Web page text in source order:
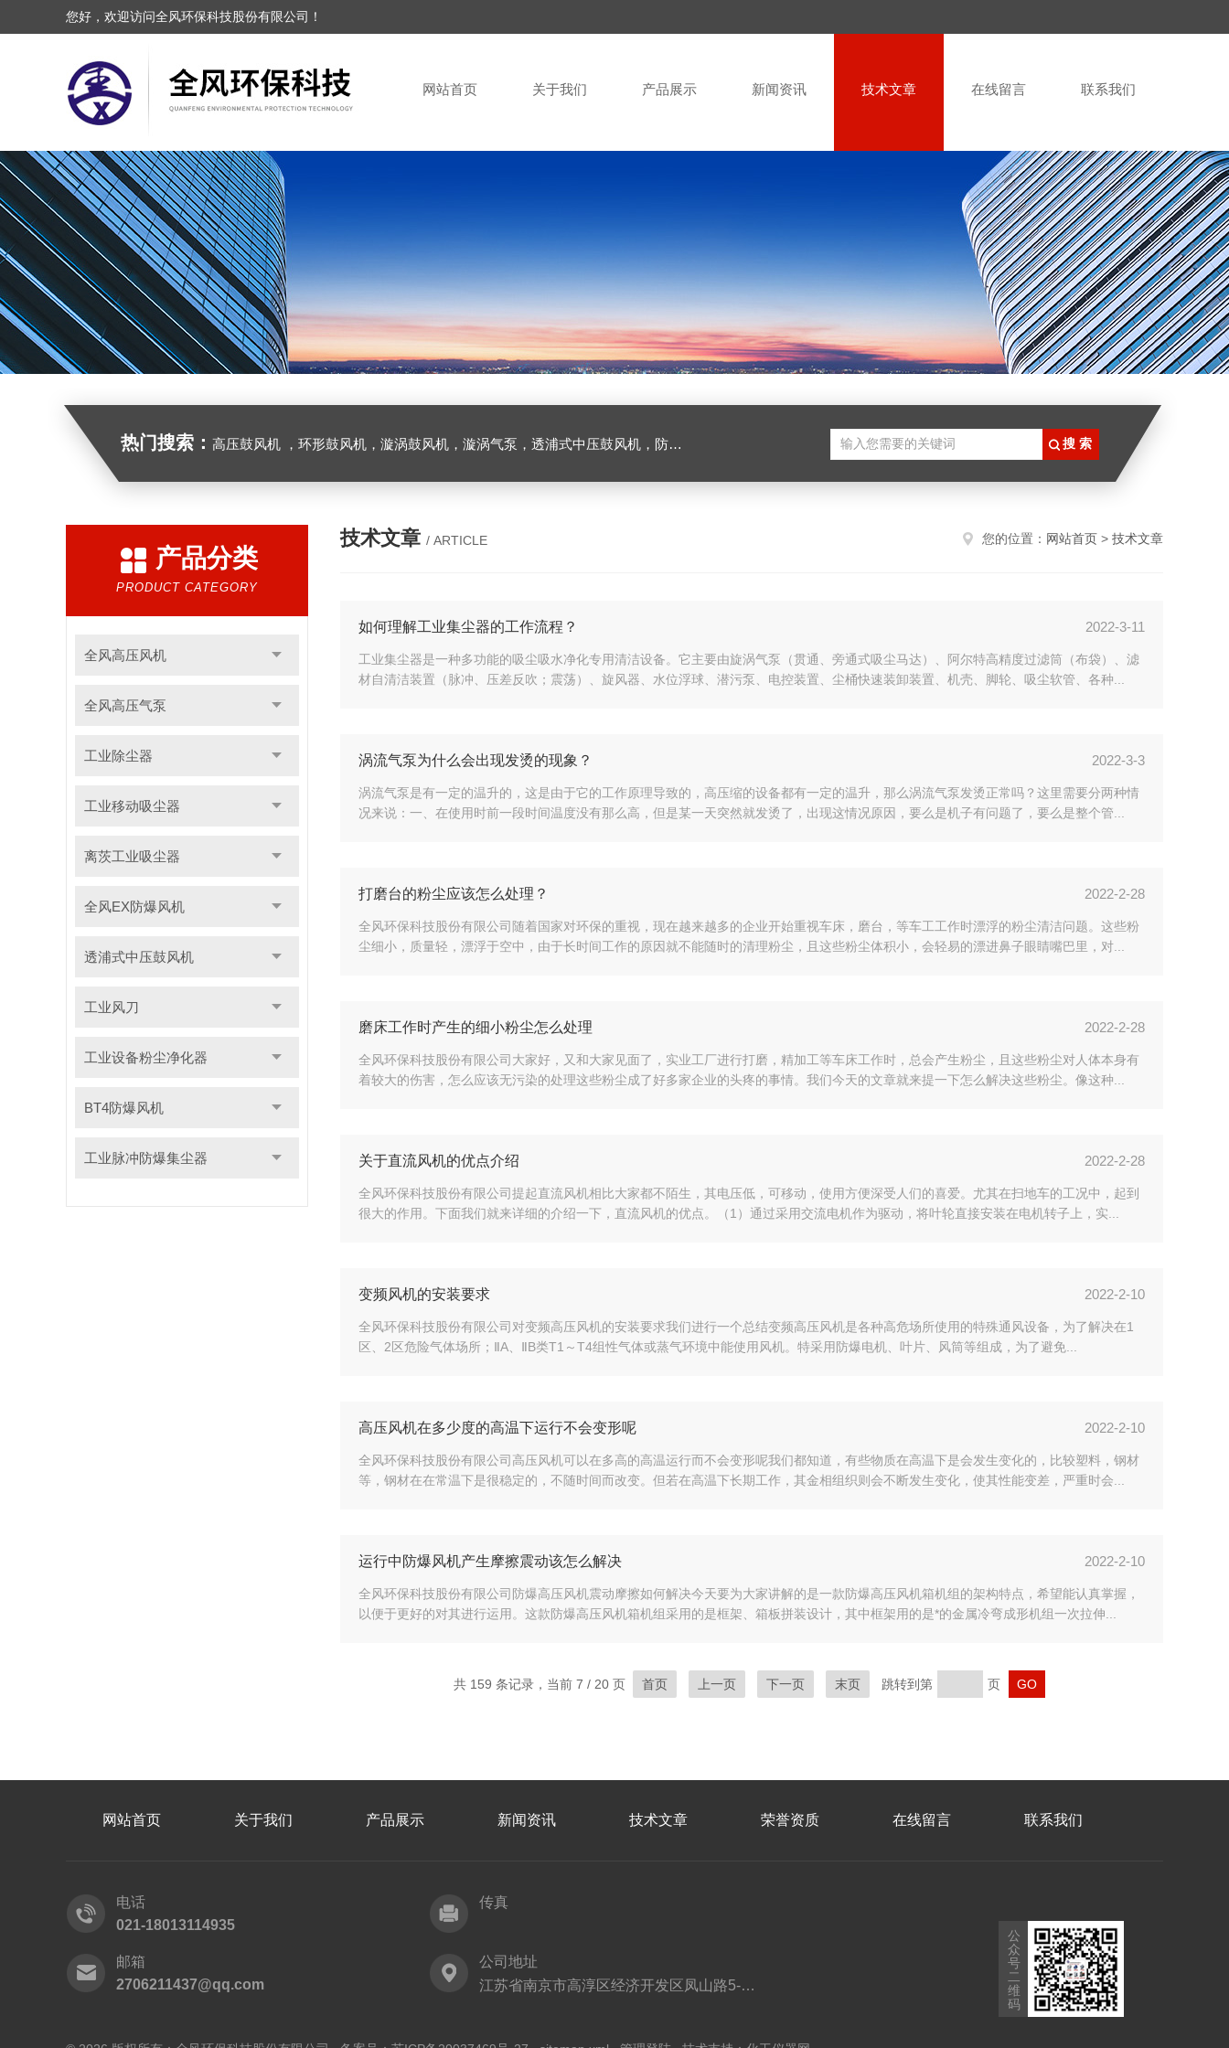
您好，欢迎访问全风环保科技股份有限公司！
网站首页 关于我们 产品展示 新闻资讯 技术文章 在线留言 联系我们
热门搜索： 高压鼓风机 ，环形鼓风机，漩涡鼓风机，漩涡气泵，透浦式中压鼓风机，防爆风机，工业吸尘器，工业集尘机除尘器，仟样机，气环式真空泵，耐高温腐鼓风机以及工业风刀等；
产品分类
PRODUCT CATEGORY
全风高压风机
全风高压气泵
工业除尘器
工业移动吸尘器
离茨工业吸尘器
全风EX防爆风机
透浦式中压鼓风机
工业风刀
工业设备粉尘净化器
BT4防爆风机
工业脉冲防爆集尘器
技术文章 / ARTICLE 您的位置： 网站首页 > 技术文章
如何理解工业集尘器的工作流程？ 2022-3-11
工业集尘器是一种多功能的吸尘吸水净化专用清洁设备。它主要由旋涡气泵（贯通、旁通式吸尘马达）、阿尔特高精度过滤筒（布袋）、滤
材自清洁装置（脉冲、压差反吹；震荡）、旋风器、水位浮球、潜污泵、电控装置、尘桶快速装卸装置、机壳、脚轮、吸尘软管、各种...
涡流气泵为什么会出现发烫的现象？ 2022-3-3
涡流气泵是有一定的温升的，这是由于它的工作原理导致的，高压缩的设备都有一定的温升，那么涡流气泵发烫正常吗？这里需要分两种情
况来说：一、在使用时前一段时间温度没有那么高，但是某一天突然就发烫了，出现这情况原因，要么是机子有问题了，要么是整个管...
打磨台的粉尘应该怎么处理？ 2022-2-28
全风环保科技股份有限公司随着国家对环保的重视，现在越来越多的企业开始重视车床，磨台，等车工工作时漂浮的粉尘清洁问题。这些粉
尘细小，质量轻，漂浮于空中，由于长时间工作的原因就不能随时的清理粉尘，且这些粉尘体积小，会轻易的漂进鼻子眼睛嘴巴里，对...
磨床工作时产生的细小粉尘怎么处理 2022-2-28
全风环保科技股份有限公司大家好，又和大家见面了，实业工厂进行打磨，精加工等车床工作时，总会产生粉尘，且这些粉尘对人体本身有
着较大的伤害，怎么应该无污染的处理这些粉尘成了好多家企业的头疼的事情。我们今天的文章就来提一下怎么解决这些粉尘。像这种...
关于直流风机的优点介绍 2022-2-28
全风环保科技股份有限公司提起直流风机相比大家都不陌生，其电压低，可移动，使用方便深受人们的喜爱。尤其在扫地车的工况中，起到
很大的作用。下面我们就来详细的介绍一下，直流风机的优点。（1）通过采用交流电机作为驱动，将叶轮直接安装在电机转子上，实...
变频风机的安装要求 2022-2-10
全风环保科技股份有限公司对变频高压风机的安装要求我们进行一个总结变频高压风机是各种高危场所使用的特殊通风设备，为了解决在1
区、2区危险气体场所；ⅡA、ⅡB类T1～T4组性气体或蒸气环境中能使用风机。特采用防爆电机、叶片、风筒等组成，为了避免...
高压风机在多少度的高温下运行不会变形呢 2022-2-10
全风环保科技股份有限公司高压风机可以在多高的高温运行而不会变形呢我们都知道，有些物质在高温下是会发生变化的，比较塑料，钢材
等，钢材在在常温下是很稳定的，不随时间而改变。但若在高温下长期工作，其金相组织则会不断发生变化，使其性能变差，严重时会...
运行中防爆风机产生摩擦震动该怎么解决 2022-2-10
全风环保科技股份有限公司防爆高压风机震动摩擦如何解决今天要为大家讲解的是一款防爆高压风机箱机组的架构特点，希望能认真掌握，
以便于更好的对其进行运用。这款防爆高压风机箱机组采用的是框架、箱板拼装设计，其中框架用的是*的金属冷弯成形机组一次拉伸...
共 159 条记录，当前 7 / 20 页 首页 上一页 下一页 末页 跳转到第 页
网站首页 关于我们 产品展示 新闻资讯 技术文章 荣誉资质 在线留言 联系我们
电话
021-18013114935
传真
邮箱
2706211437@qq.com
公司地址
江苏省南京市高淳区经济开发区凤山路5-8号
公
众
号
二
维
码